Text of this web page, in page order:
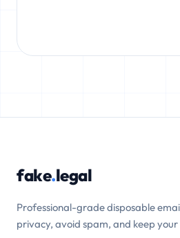
fake.legal
Professional-grade disposable
privacy, avoid spam, and keep